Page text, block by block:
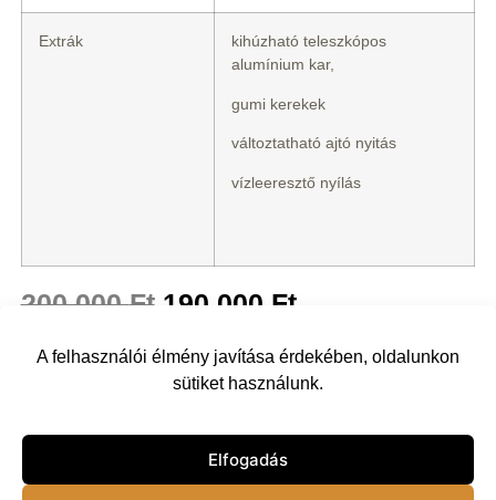
A felhasználói élmény javítása érdekében, oldalunkon
sütiket használunk.
Elfogadás
Extrák
kihúzható teleszkópos
alumínium kar,
gumi kerekek
változtatható ajtó nyitás
vízleeresztő nyílás
200 000Ft 190 000 Ft
Típus